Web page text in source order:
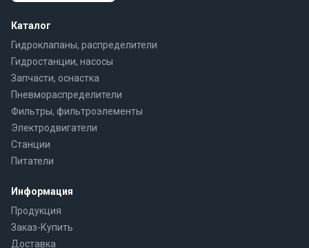
Каталог
Гидроклапаны, распределители
Гидростанции, насосы
Запчасти, оснастка
Пневмораспределители
Фильтры, фильтроэлементы
Электродвигатели
Станции
Питатели
Информация
Продукция
Заказ-Купить
Доставка